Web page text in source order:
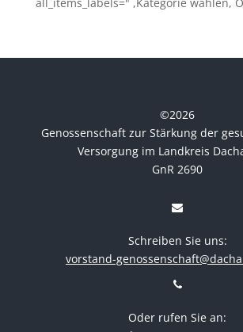
©2026
Genossenschaft zur Stärkung der
Versorgung im Landkreis
GnR 2690
Schreiben Sie uns:
vorstand-
Oder rufen Sie an: